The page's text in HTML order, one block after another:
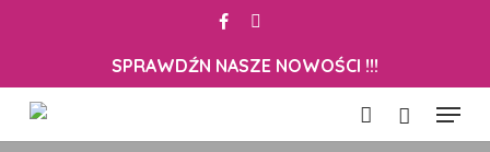
content
facebook
SPRAWDŹN NASZE NOWOŚCI !!!
account
Menu